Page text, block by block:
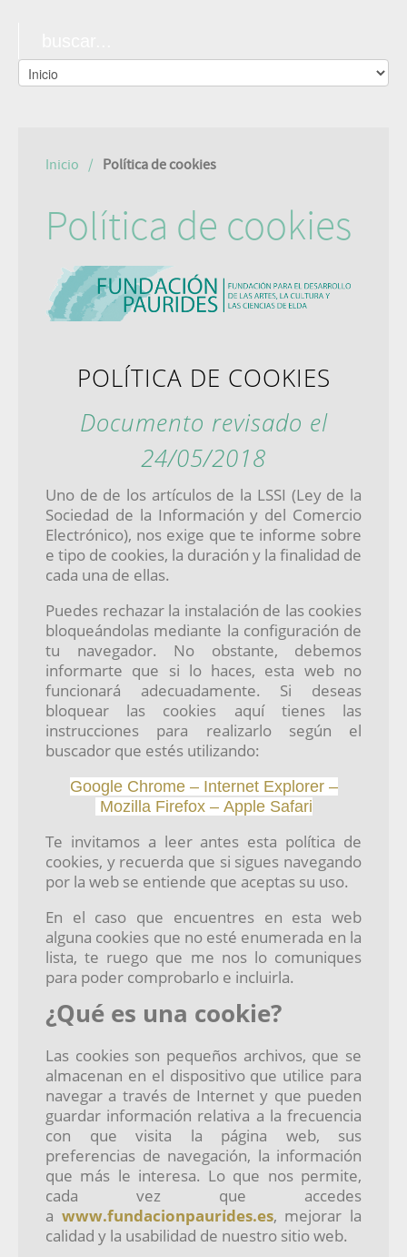
Inicio Política de cookies
Política de cookies
POLÍTICA DE COOKIES
Documento revisado el
24/05/2018
Uno de de los artículos de la LSSI (Ley de la
Sociedad de la Información y del Comercio
Electrónico), nos exige que te informe sobre
e tipo de cookies, la duración y la finalidad de
cada una de ellas.
Puedes rechazar la instalación de las cookies
bloqueándolas mediante la configuración de
tu navegador. No obstante, debemos
informarte que si lo haces, esta web no
funcionará adecuadamente. Si deseas
bloquear las cookies aquí tienes las
instrucciones para realizarlo según el
buscador que estés utilizando:
Google Chrome– Internet Explorer–
Mozilla Firefox– Apple Safari
Te invitamos a leer antes esta política de
cookies, y recuerda que si sigues navegando
por la web se entiende que aceptas su uso.
En el caso que encuentres en esta web
alguna cookies que no esté enumerada en la
lista, te ruego que me nos lo comuniques
para poder comprobarlo e incluirla.
¿Qué es una cookie?
Las cookies son pequeños archivos, que se
almacenan en el dispositivo que utilice para
navegar a través de Internet y que pueden
guardar información relativa a la frecuencia
con que visita la página web, sus
preferencias de navegación, la información
que más le interesa. Lo que nos permite,
cada vez que accedes
a www.fundacionpaurides.es, mejorar la
calidad y la usabilidad de nuestro sitio web.